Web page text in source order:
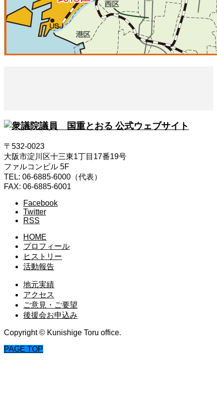
〒532-0023
大阪市淀川区十三東1丁目17番19号
ファルコンビル 5F
TEL: 06-6885-6000（代表）
FAX: 06-6885-6001
Facebook
Twitter
RSS
HOME
プロフィール
ヒストリー
活動報告
地元実績
アクセス
ご意見・ご要望
後援会お申込み
Copyright © Kunishige Toru office.
PAGE TOP